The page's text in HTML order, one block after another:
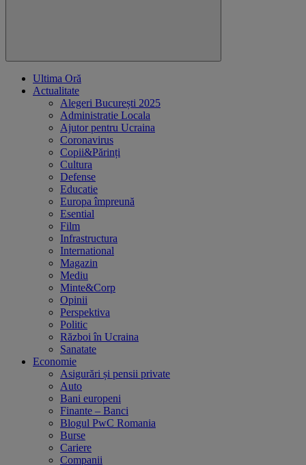
Ultima Oră
Actualitate
Alegeri București 2025
Administratie Locala
Ajutor pentru Ucraina
Coronavirus
Copii&Părinți
Cultura
Defense
Educatie
Europa împreună
Esential
Film
Infrastructura
International
Magazin
Mediu
Minte&Corp
Opinii
Perspektiva
Politic
Război în Ucraina
Sanatate
Economie
Asigurări și pensii private
Auto
Bani europeni
Finante – Banci
Blogul PwC Romania
Burse
Cariere
Companii